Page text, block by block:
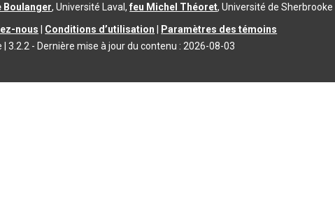
Boulanger, Université Laval,feu Michel Théoret, Université de Sherbrooke
nous Conditions d’utilisation
Paramètres des témoins
|3.2.2 - Dernière mise à jour du contenu : 2026-08-03